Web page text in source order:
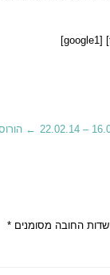
←
שדות החובה מסומנים *